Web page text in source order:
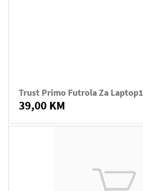
Trust Primo Futrola Za
39,00 KM